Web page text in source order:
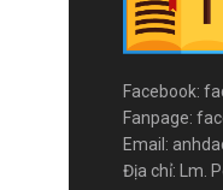
Facebook:
Fanpage:
Email:
Địa chỉ: Lm.